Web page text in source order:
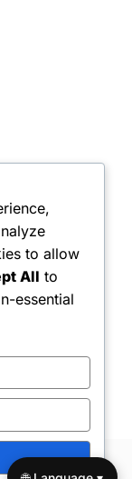
by WordPress
to allow
All to
essential